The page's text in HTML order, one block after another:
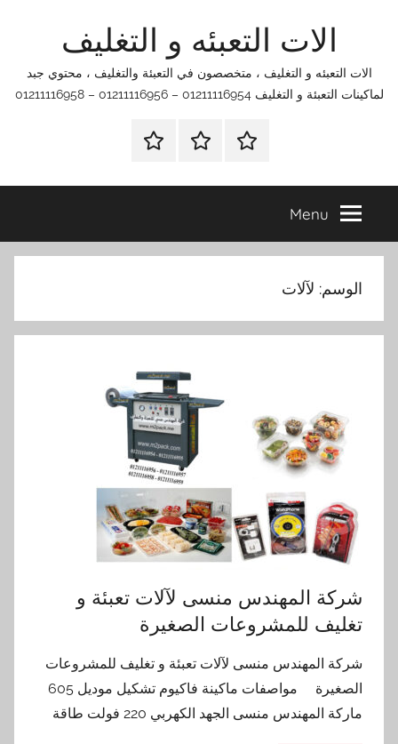
الات التعبئه و التغليف
الات التعبئه و التغليف ، متخصصون في التعبئة والتغليف ، محتوي جبد
لماكينات التعبئة و التغليف 01211116954 – 01211116956 – 01211116958
الرئيسيةاتصل
اتـصـل
في
التي
Menu
الوسم: لآلات
شركة المهندس منسى لآلات تعبئة و
تغليف للمشروعات الصغيرة
شركة المهندس منسى لآلات تعبئة و تغليف للمشروعات
الصغيرة مواصفات ماكينة فاكيوم تشكيل موديل 605
ماركة المهندس منسى الجهد الكهربي 220 فولت طاقة